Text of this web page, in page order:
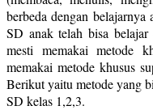
berbeda dengan
SD anak telah bisa belajar
mesti memakai metode
memakai metode khusus
Berikut yaitu metode yang
SD kelas 1,2,3.